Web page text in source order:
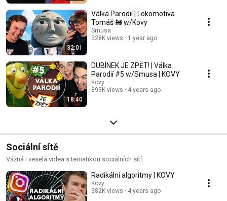
32:01
Válka Parodií | Lokomotiva
Tomáš 🚂 w/Kovy
Smusa
528K views
1 year ago
18:40
DUBÍNEK JE ZPĚT! | Válka
Parodií #5 w/Smusa | KOVY
Kovy
893K views
4 years ago
Sociální sítě
Vážná i veselá videa s tematikou sociálních sítí:
Radikální algoritmy | KOVY
Kovy
382K views
4 years ago